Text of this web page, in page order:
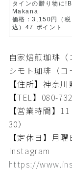
タインの贈り物に
Makana
価格：3,150円（税
込）47 ポイント
自家焙煎珈琲
シモト珈琲（コ
【住所】神奈
【TEL】080-
【営業時間】
30）
【定休日】月曜
Instagram
https://